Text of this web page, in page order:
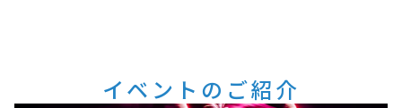
イベントのご紹介